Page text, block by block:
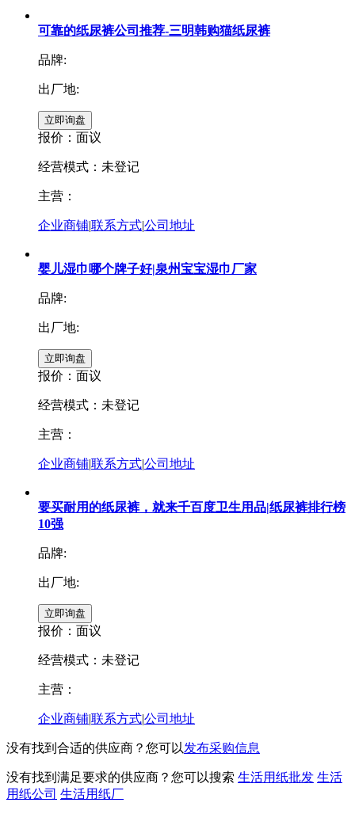
可靠的纸尿裤公司推荐-三明韩购猫纸尿裤
品牌:
出厂地:
报价： 面议
经营模式：未登记
主营：
企业商铺|联系方式|公司地址
婴儿湿巾哪个牌子好|泉州宝宝湿巾厂家
品牌:
出厂地:
报价： 面议
经营模式：未登记
主营：
企业商铺|联系方式|公司地址
要买耐用的纸尿裤，就来千百度卫生用品|纸尿裤排行榜
10强
品牌:
出厂地:
报价： 面议
经营模式：未登记
主营：
企业商铺|联系方式|公司地址
没有找到合适的供应商？您可以发布采购信息
没有找到满足要求的供应商？您可以搜索 生活用纸批发 生活
用纸公司 生活用纸厂